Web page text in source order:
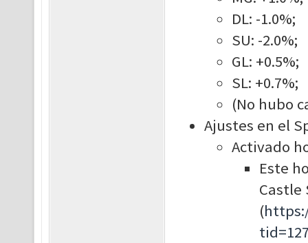
DL: -1.0%;
SU: -2.0%;
GL: +0.5%;
SL: +0.7%;
(No hubo
Ajustes en el
Activado
Este
Castle
(